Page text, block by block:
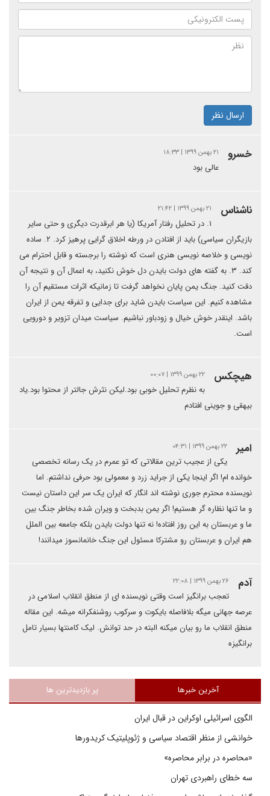
ارسال نظر
خسرو ۲۱ بهمن ۱۳۹۹ | ۱۸:۳۳
عالی بود
ناشناس ۲۱ بهمن ۱۳۹۹ | ۲۱:۴۲
۱. در تحلیل رفتار آمریکا (یا هر ابرقدرت دیگری و حتی سایر
بازیگران سیاسی) باید از افتادن در ورطه اخلاق گرایی پرهیز کرد. ۲. ساده
نویسی و خلاصه نویسی هنری است که نوشته را برجسته و قابل احترام می
کند. ۳. به گفته های دولت بایدن دل خوش نکنید، به اعمال آن و نتیجه آن
دقت کنید. جنگ یمن پایان نخواهد گرفت تا زمانیکه اثرات مستقیم آن را
مشاهده کنیم. این سیاست بایدن شاید برای جدایی و تفرقه یمن از ایران
باشد. اینقدر خوش خیال و زودباور نباشیم. سیاست میدان تزویر و دورویی
است.
هیچکس ۲۲ بهمن ۱۳۹۹ | ۰۰:۰۷
به نظرم تحلیل خوبی بود.لیکن نثرش جالتر از محتوا بود.یاد
بیهقی و جوینی افتادم
امیر ۲۲ بهمن ۱۳۹۹ | ۰۴:۳۱
یکی از عجیب ترین مقالاتی که تو عمرم در یک رسانه تخصصی
خوانده ام! اگر اینجا یکی از جراید زرد و معمولی بود حرفی نداشتم. اما
نویسنده محترم جوری نوشته اند انگار که ایران یک سر این داستان نیست
و ما تنها نظاره گر هستیم! اگر یمن بدبخت و ویران شده بخاطر جنگ بین
ما و عربستان به این روز افتاده! نه تنها دولت بایدن بلکه جامعه بین الملل
هم ایران و عربستان رو مشترکا مسئول این جنگ خانمانسوز میدانند!
آدم ۲۶ بهمن ۱۳۹۹ | ۲۲:۰۸
تعجب برانگیز است وقتی نویسنده ای از منطق انقلاب اسلامی در
عرصه جهانی میگه بلافاصله بایکوت و سرکوب روشنفکرانه میشه. این مقاله
منطق انقلاب ما رو بیان میکنه البته در حد توانش. لیک کامنتها بسیار تامل
برانگیزه
آخرین خبرها پر بازدیدترین ها
الگوی اسرائیلی اوکراین در قبال ایران
خوانشی از منظر اقتصاد سیاسی و ژئوپلیتیک کریدورها
«محاصره در برابر محاصره»
سه خطای راهبردی تهران